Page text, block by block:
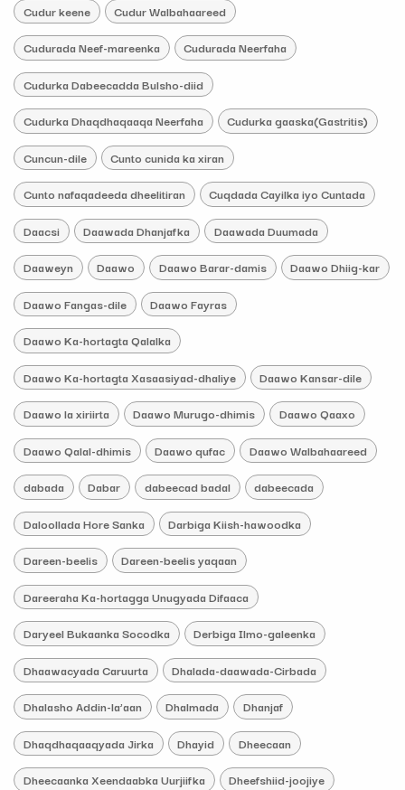
Cudur keene Cudur Walbahaareed
Cudurada Neef-mareenka Cudurada Neerfaha
Cudurka Dabeecadda Bulsho-diid
Cudurka Dhaqdhaqaaqa Neerfaha Cudurka gaaska(Gastritis)
Cuncun-dile Cunto cunida ka xiran
Cunto nafaqadeeda dheelitiran Cuqdada Cayilka iyo Cuntada
Daacsi Daawada Dhanjafka Daawada Duumada
Daaweyn Daawo Daawo Barar-damis Daawo Dhiig-kar
Daawo Fangas-dile Daawo Fayras
Daawo Ka-hortagta Qalalka
Daawo Ka-hortagta Xasaasiyad-dhaliye Daawo Kansar-dile
Daawo la xiriirta Daawo Murugo-dhimis Daawo Qaaxo
Daawo Qalal-dhimis Daawo qufac Daawo Walbahaareed
dabada Dabar dabeecad badal dabeecada
Daloollada Hore Sanka Darbiga Kiish-hawoodka
Dareen-beelis Dareen-beelis yaqaan
Dareeraha Ka-hortagga Unugyada Difaaca
Daryeel Bukaanka Socodka Derbiga Ilmo-galeenka
Dhaawacyada Caruurta Dhalada-daawada-Cirbada
Dhalasho Addin-la’aan Dhalmada Dhanjaf
Dhaqdhaqaaqyada Jirka Dhayid Dheecaan
Dheecaanka Xeendaabka Uurjiifka Dheefshiid-joojiye